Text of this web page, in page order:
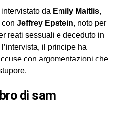
da Emily Maitlis,
con Jeffrey Epstein, noto per
reati sessuali e deceduto in
il principe ha
con argomentazioni che